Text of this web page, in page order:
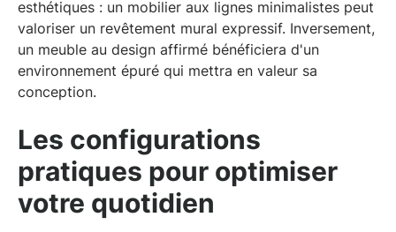
esthétiques : un mobilier aux lignes minimalistes peut
valoriser un revêtement mural expressif. Inversement,
un meuble au design affirmé bénéficiera d'un
environnement épuré qui mettra en valeur sa
conception.
Les configurations
pratiques pour optimiser
votre quotidien